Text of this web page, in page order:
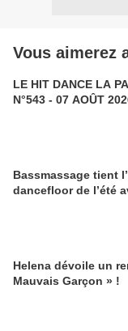
Vous aimerez
LE HIT DANCE LA
N°543 - 07 AOÛT
Bassmassage tient
dancefloor de l’été
Helena dévoile un
Mauvais Garçon » !